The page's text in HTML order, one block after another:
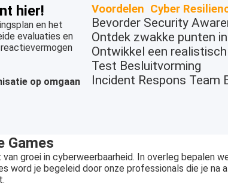
hier!
en het
evaluaties en
op omgaan
Voordelen Cyber
Bevorder Security
Ontdek zwakke punten
Ontwikkel een realistisch
Test Besluitvorming
Incident Respons Team
Games
groei in cyberweerbaarheid. In overleg bepalen
word je begeleid door onze professionals die je na